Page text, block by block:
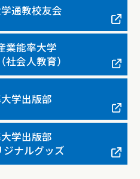
通教校友会
業能率大学
会人教育）
学出版部
学出版部
ジナルグッズ